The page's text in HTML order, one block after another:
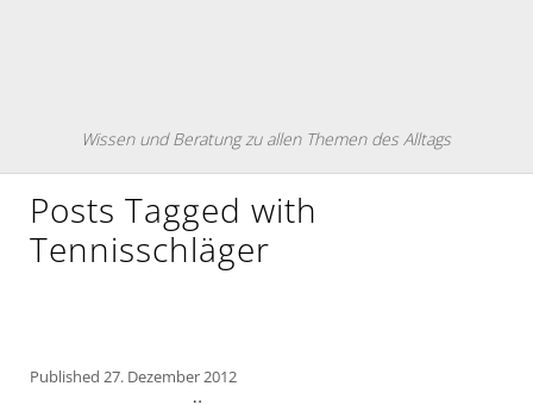
Wissen und Beratung zu allen Themen des Alltags
Posts Tagged with
Tennisschläger
Published 27. Dezember 2012